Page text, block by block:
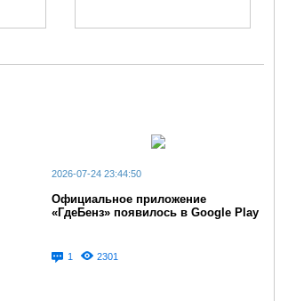
2026-07-24 23:44:50
Официальное приложение
«ГдеБенз» появилось в Google Play
1 2301